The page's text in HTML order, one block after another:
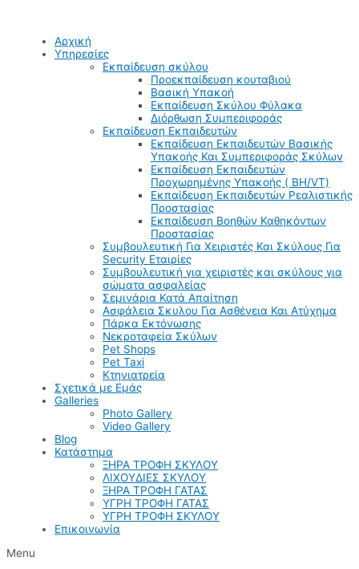
Αρχική
Υπηρεσίες
Εκπαίδευση σκύλου
Προεκπαίδευση κουταβιού
Βασική Υπακοή
Εκπαίδευση Σκύλου Φύλακα
Διόρθωση Συμπεριφοράς
Εκπαίδευση Εκπαιδευτών
Εκπαίδευση Εκπαιδευτών Βασικής
Υπακοής Και Συμπεριφοράς Σκύλων
Εκπαίδευση Εκπαιδευτών
Προχωρημένης Υπακοής ( BH/VT)
Εκπαίδευση Εκπαιδευτών Ρεαλιστικής
Προστασίας
Εκπαίδευση Βοηθών Καθηκόντων
Προστασίας
Συμβουλευτική Για Χειριστές Και Σκύλους Για
Security Εταιρίες
Συμβουλευτική για χειριστές και σκύλους για
σώματα ασφαλείας
Σεμινάρια Κατά Απαίτηση
Ασφάλεια Σκυλου Για Ασθένεια Και Ατύχημα
Πάρκα Εκτόνωσης
Νεκροταφεία Σκύλων
Pet Shops
Pet Taxi
Κτηνιατρεία
Σχετικά με Εμάς
Galleries
Photo Gallery
Video Gallery
Blog
Κατάστημα
ΞΗΡΑ ΤΡΟΦΗ ΣΚΥΛΟΥ
ΛΙΧΟΥΔΙΕΣ ΣΚΥΛΟΥ
ΞΗΡΑ ΤΡΟΦΗ ΓΑΤΑΣ
ΥΓΡΗ ΤΡΟΦΗ ΓΑΤΑΣ
ΥΓΡΗ ΤΡΟΦΗ ΣΚΥΛΟΥ
Επικοινωνία
Menu